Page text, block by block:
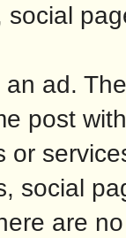
social
an ad.
post
or
social
are